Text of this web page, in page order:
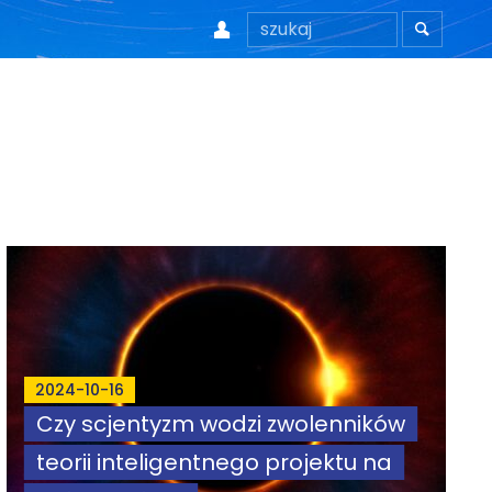
 
2024-10-16
Czy scjentyzm wodzi zwolenników
teorii inteligentnego projektu na